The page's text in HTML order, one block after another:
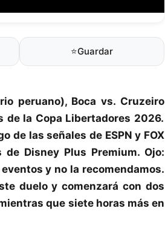
⭐Guardar
peruano), Boca vs. Cruzeiro
de la Copa Libertadores 2026.
de las señales de ESPN y FOX
Disney Plus Premium. Ojo:
y no la recomendamos.
duelo y comenzará con dos
que siete horas más en